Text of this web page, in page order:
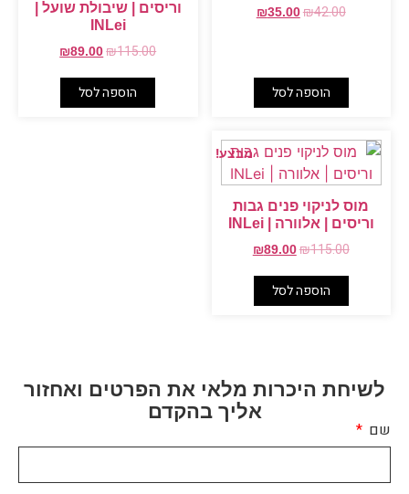
₪42.00
₪35.00
הוספה לסל
וריסים | שיבולת שועל |
INLei
₪115.00
₪89.00
הוספה לסל
מבצע!
מוס לניקוי פנים גבות
וריסים | אלוורה | INLei
₪115.00
₪89.00
הוספה לסל
לשיחת היכרות מלאי את הפרטים ואחזור
אליך בהקדם
שם